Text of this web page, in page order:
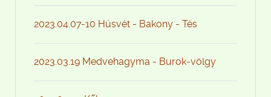
2023.04.07-10 Húsvét - Bakony - Tés
2023.03.19 Medvehagyma - Burok-völgy